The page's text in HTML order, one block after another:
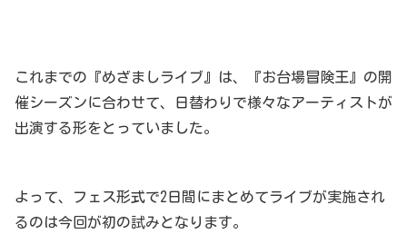
これまでの『めざましライブ』は、『お台場冒険王』の開
催シーズンに合わせて、日替わりで様々なアーティストが
出演する形をとっていました。
よって、フェス形式で2日間にまとめてライブが実施され
るのは今回が初の試みとなります。